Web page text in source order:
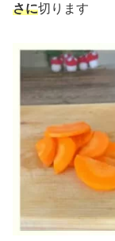
さに切ります